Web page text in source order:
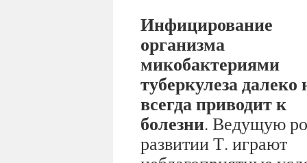
Инфицирование
организма
микобактериями
туберкулеза далеко
всегда приводит к
болезни. Ведущую
развитии Т. играют